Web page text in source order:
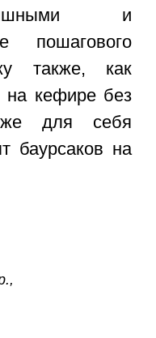
и
пошагового
также, как
на кефире без
для себя
баурсаков на